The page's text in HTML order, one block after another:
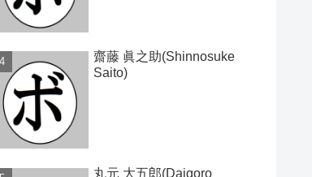
齋藤 眞之助(Shinnosuke
Saito)
丸元 大五郎(Daigoro